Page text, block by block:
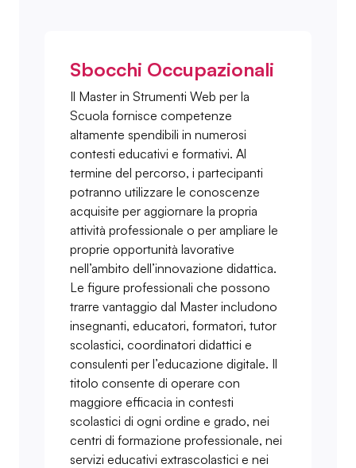
Sbocchi Occupazionali
Il Master in Strumenti Web per la
Scuola fornisce competenze
altamente spendibili in numerosi
contesti educativi e formativi. Al
termine del percorso, i partecipanti
potranno utilizzare le conoscenze
acquisite per aggiornare la propria
attività professionale o per ampliare le
proprie opportunità lavorative
nell’ambito dell’innovazione didattica.
Le figure professionali che possono
trarre vantaggio dal Master includono
insegnanti, educatori, formatori, tutor
scolastici, coordinatori didattici e
consulenti per l’educazione digitale. Il
titolo consente di operare con
maggiore efficacia in contesti
scolastici di ogni ordine e grado, nei
centri di formazione professionale, nei
servizi educativi extrascolastici e nei